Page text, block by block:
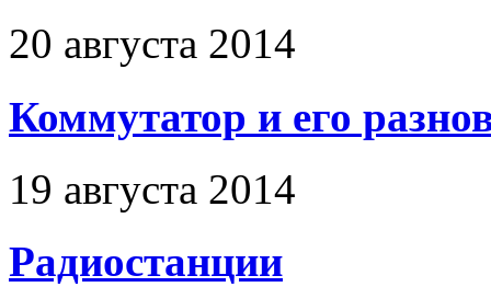
20 августа 2014
Коммутатор и его
19 августа 2014
Радиостанции